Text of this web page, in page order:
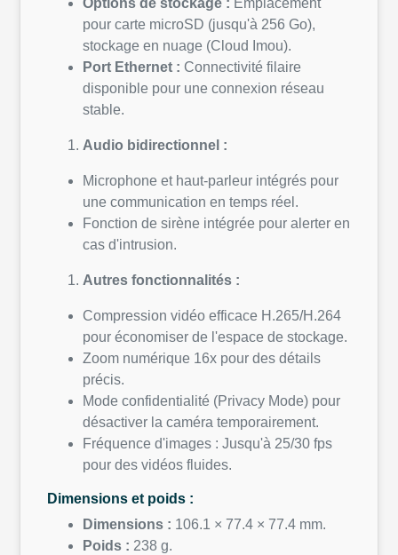
Options de stockage : Emplacement
pour carte microSD (jusqu'à 256 Go),
stockage en nuage (Cloud Imou).
Port Ethernet : Connectivité filaire
disponible pour une connexion réseau
stable.
Audio bidirectionnel :
Microphone et haut-parleur intégrés pour
une communication en temps réel.
Fonction de sirène intégrée pour alerter en
cas d'intrusion.
Autres fonctionnalités :
Compression vidéo efficace H.265/H.264
pour économiser de l'espace de stockage.
Zoom numérique 16x pour des détails
précis.
Mode confidentialité (Privacy Mode) pour
désactiver la caméra temporairement.
Fréquence d'images : Jusqu'à 25/30 fps
pour des vidéos fluides.
Dimensions et poids :
Dimensions : 106.1 × 77.4 × 77.4 mm.
Poids : 238 g.